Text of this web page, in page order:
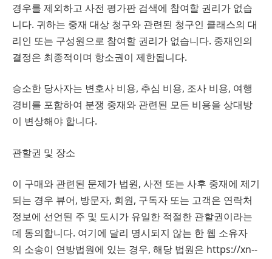
경우를 제외하고 사전 평가판 검색에 참여할 권리가 없습
니다. 귀하는 중재 대상 청구와 관련된 청구인 클래스의 대
리인 또는 구성원으로 참여할 권리가 없습니다. 중재인의
결정은 최종적이며 항소권이 제한됩니다.
승소한 당사자는 변호사 비용, 추심 비용, 조사 비용, 여행
경비를 포함하여 분쟁 중재와 관련된 모든 비용을 상대방
이 변상해야 합니다.
관할권 및 장소
이 구매와 관련된 문제가 법원, 사전 또는 사후 중재에 제기
되는 경우 뷰어, 방문자, 회원, 구독자 또는 고객은 연락처
정보에 선언된 주 및 도시가 유일한 적절한 관할권이라는
데 동의합니다. 여기에 달리 명시되지 않는 한 웹 소유자
의 소송이 연방법원에 있는 경우, 해당 법원은 https://xn--